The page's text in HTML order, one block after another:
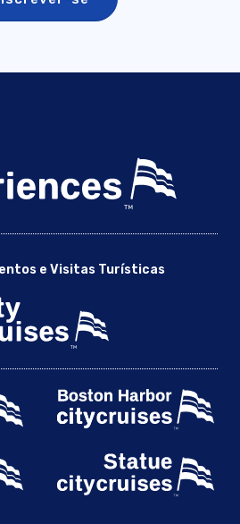
e Visitas Turísticas